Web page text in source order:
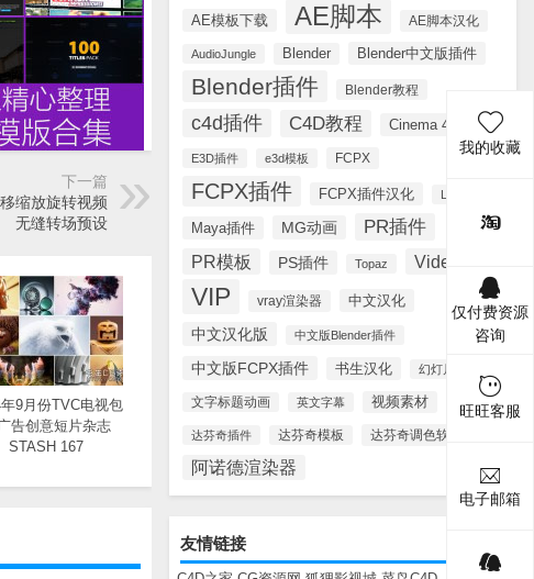
AE模板下载 AE脚本 AE脚本汉化
AudioJungle Blender Blender中文版插件
Blender插件 Blender教程
c4d插件 C4D教程 Cinema 4D
E3D插件 e3d模板 FCPX
FCPX插件 FCPX插件汉化 Lynda
Maya插件 MG动画 PR插件
PR模板 PS插件 Topaz Videohive
VIP vray渲染器 中文汉化
中文汉化版 中文版Blender插件
中文版FCPX插件 书生汉化 幻灯片模板
文字标题动画 英文字幕 视频素材
达芬奇插件 达芬奇模板 达芬奇调色软件
阿诺德渲染器
友情链接
下一篇
缩放旋转视频
无缝转场预设
9月份TVC电视包
告创意短片杂志
STASH 167
我的收藏
仅付费资源
咨询
旺旺客服
电子邮箱